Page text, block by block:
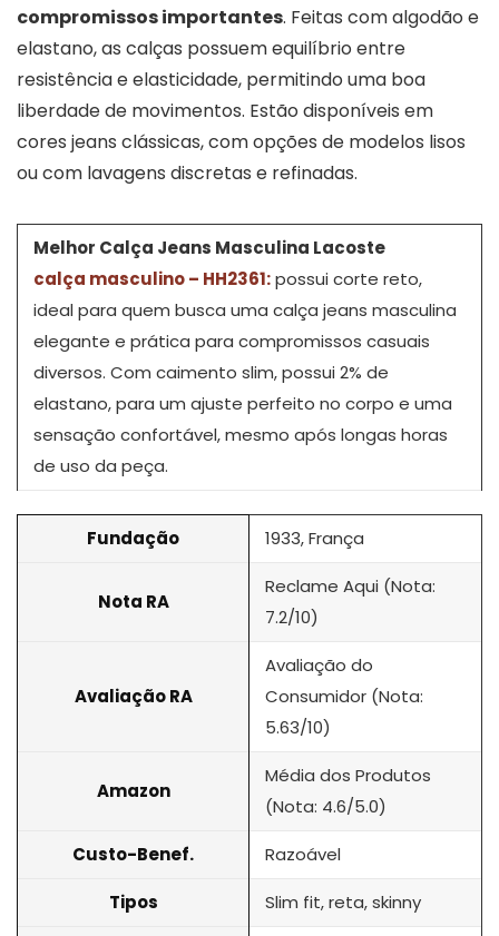
compromissos importantes. Feitas com algodão e
elastano, as calças possuem equilíbrio entre
resistência e elasticidade, permitindo uma boa
liberdade de movimentos. Estão disponíveis em
cores jeans clássicas, com opções de modelos lisos
ou com lavagens discretas e refinadas.
Melhor Calça Jeans Masculina Lacoste
calça masculino – HH2361:possui corte reto,
ideal para quem busca uma calça jeans masculina
elegante e prática para compromissos casuais
diversos. Com caimento slim, possui 2% de
elastano, para um ajuste perfeito no corpo e uma
sensação confortável, mesmo após longas horas
de uso da peça.
Fundação 1933, França
Nota RA
Reclame Aqui (Nota:
7.2/10)
Avaliação RA
Avaliação do
Consumidor (Nota:
5.63/10)
Amazon
Média dos Produtos
(Nota: 4.6/5.0)
Custo-Benef. Razoável
Tipos Slim fit, reta, skinny